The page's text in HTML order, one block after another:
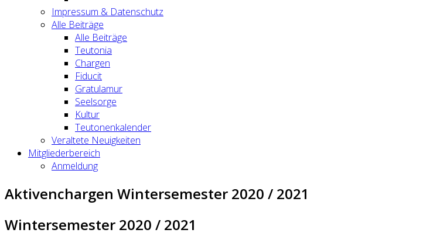
Impressum & Datenschutz
Alle Beiträge
Alle Beiträge
Teutonia
Chargen
Fiducit
Gratulamur
Seelsorge
Kultur
Teutonenkalender
Veraltete Neuigkeiten
Mitgliederbereich
Anmeldung
Aktivenchargen Wintersemester 2020 / 2021
Wintersemester 2020 / 2021